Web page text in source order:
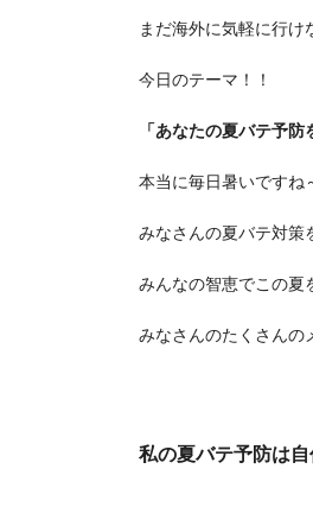
まだ海外に気軽に行け
今日のテーマ！！
「あなたの夏バテ予防
本当に毎日暑いですね
みなさんの夏バテ対策
みんなの智恵でこの夏
みなさんのたくさんの
私の夏バテ予防は自